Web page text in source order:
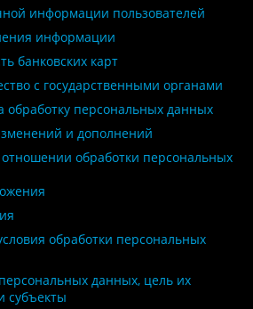
информации пользователей
информации
банковских карт
с государственными органами
обработку персональных данных
и дополнений
обработки персональных
обработки персональных
данных, цель их
субъекты